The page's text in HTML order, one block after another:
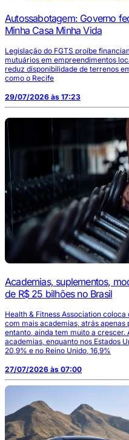
Autossabotagem: Governo
Minha Casa Minha Vida
Legislação do FGTS proíbe
mutuários em empreendimentos
reduz disponibilidade de terrenos
como o Recife
29/07/2026 às 17:23
Academias, suplementos,
de R$ 25 bilhões no Brasil
Health & Fitness Association
com mais academias, atrás apenas
entanto, ainda tem muito a crescer.
academias, enquanto nos Estados
20,9% e no Reino Unido, 16,9%
27/07/2026 às 07:00